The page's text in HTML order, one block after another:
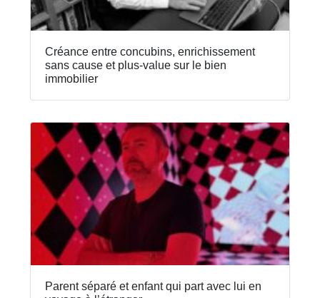
Créance entre concubins, enrichissement
sans cause et plus-value sur le bien
immobilier
Parent séparé et enfant qui part avec lui en